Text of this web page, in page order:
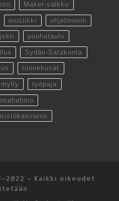
Maker-salkku
musiikki ohjelmointi
puuhataulu
Sydän-Satakunta
tunnekuvat
työpaja
– Kaikki oikeudet